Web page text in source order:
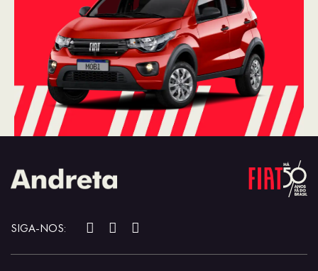
SIGA-NOS: